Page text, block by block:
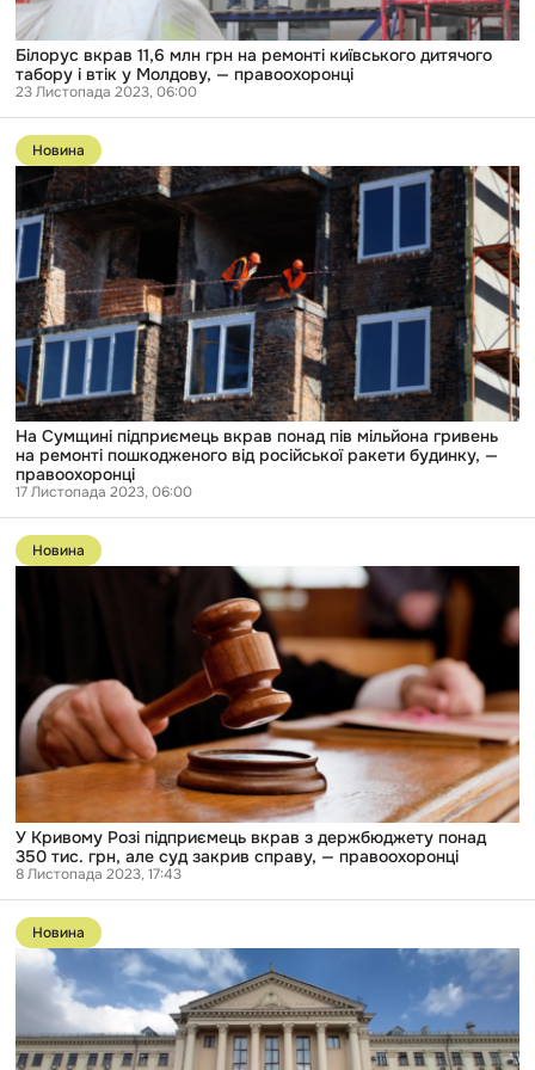
втік
Молдову,
правоохоронці
Білорус вкрав 11,6 млн грн на ремонті київського дитячого
табору і втік у Молдову, — правоохоронці
23 Листопада 2023, 06:00
Перейти
до
публікації
На
Сумщині
підприємець
вкрав
понад
пів
мільйона
гривень
на
ремонті
пошкодженого
від
російської
ракети
будинку,
правоохоронці
Новина
На Сумщині підприємець вкрав понад пів мільйона гривень
на ремонті пошкодженого від російської ракети будинку, —
правоохоронці
17 Листопада 2023, 06:00
Перейти
до
публікації
держбюджету
понад
350
тис.
грн,
але
суд
закрив
справу,
правоохоронці
Новина
У Кривому Розі підприємець вкрав з держбюджету понад
350 тис. грн, але суд закрив справу, — правоохоронці
8 Листопада 2023, 17:43
Перейти
до
публікації
Запорізька
міська
віддасть
понад
Новина